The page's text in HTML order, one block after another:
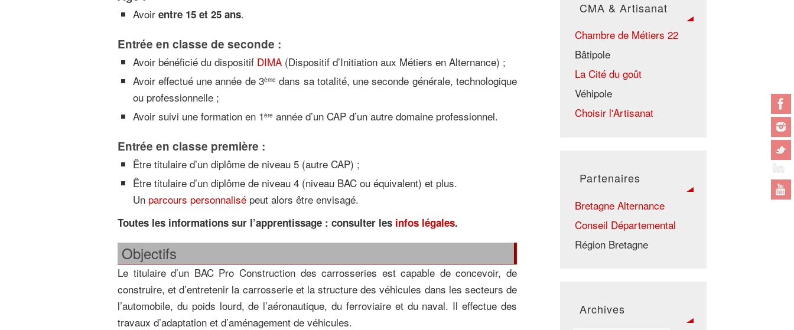
Avoir entre 15 et 25 ans.
Entrée en classe de seconde :
Avoir bénéficié du dispositif DIMA(Dispositif d’Initiation aux Métiers en Alternance) ;
Avoir effectué une année de 3ème dans sa totalité, une seconde générale, technologique
ou professionnelle ;
Avoir suivi une formation en 1 ère année d’un CAP d’un autre domaine professionnel.
Entrée en classe première :
Être titulaire d’un diplôme de niveau 5 (autre CAP) ;
Être titulaire d’un diplôme de niveau 4 (niveau BAC ou équivalent) et plus.
Un parcours personnalisépeut alors être envisagé.
Toutes les informations sur l’apprentissage : consulter les infos légales.
Objectifs
Le titulaire d’un BAC Pro Construction des carrosseries est capable de concevoir, de
construire, et d’entretenir la carrosserie et la structure des véhicules dans les secteurs de
l’automobile, du poids lourd, de l’aéronautique, du ferroviaire et du naval. Il effectue des
travaux d’adaptation et d’aménagement de véhicules.
CMA & Artisanat
Chambre de Métiers 22
Bâtipole
La Cité du goût
Véhipole
Choisir l'Artisanat
Partenaires
Bretagne Alternance
Conseil Départemental
Région Bretagne
Archives